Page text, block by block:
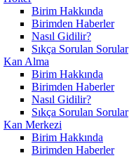
Birim Hakkında
Birimden Haberler
Nasıl Gidilir?
Sıkça Sorulan Sorular
Kan Alma
Birim Hakkında
Birimden Haberler
Nasıl Gidilir?
Sıkça Sorulan Sorular
Kan Merkezi
Birim Hakkında
Birimden Haberler